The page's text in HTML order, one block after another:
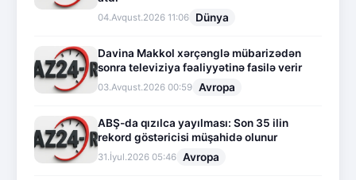
04.Avqust.2026 11:06 Dünya
Davina Makkol xərçənglə mübarizədən
sonra televiziya fəaliyyətinə fasilə verir
03.Avqust.2026 00:59 Avropa
ABŞ-da qızılca yayılması: Son 35 ilin
rekord göstəricisi müşahidə olunur
31.İyul.2026 05:46 Avropa